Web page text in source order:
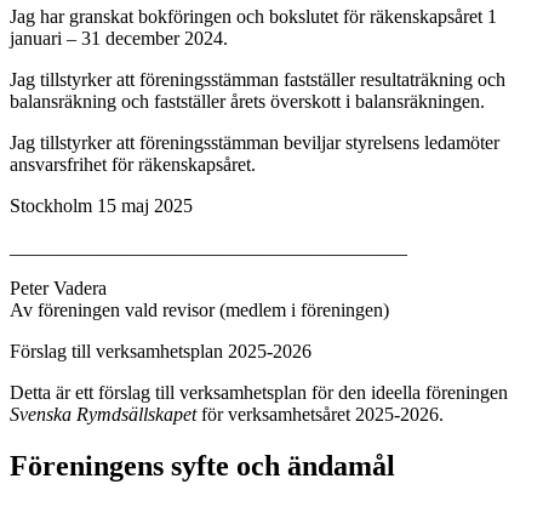
Jag har granskat bokföringen och bokslutet för räkenskapsåret 1
januari – 31 december 2024.
Jag tillstyrker att föreningsstämman fastställer resultaträkning och
balansräkning och fastställer årets överskott i balansräkningen.
Jag tillstyrker att föreningsstämman beviljar styrelsens ledamöter
ansvarsfrihet för räkenskapsåret.
Stockholm 15 maj 2025
Peter Vadera
Av föreningen vald revisor (medlem i föreningen)
Förslag till verksamhetsplan 2025-2026
Detta är ett förslag till verksamhetsplan för den ideella föreningen
Svenska Rymdsällskapetför verksamhetsåret 2025-2026.
Föreningens syfte och ändamål